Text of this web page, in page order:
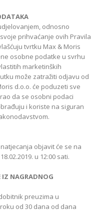
odnosno
prihvaćanje ovih Pravila
tvrtku Max & Moris
osobne podatke u svrhu
marketinških
može zatražiti odjavu od
d.o.o. će poduzeti sve
da se osobni podaci
i koriste na siguran
objavit će se na
u 12:00 sati.
IZ NAGRADNOG
preuzima u
od 30 dana od dana